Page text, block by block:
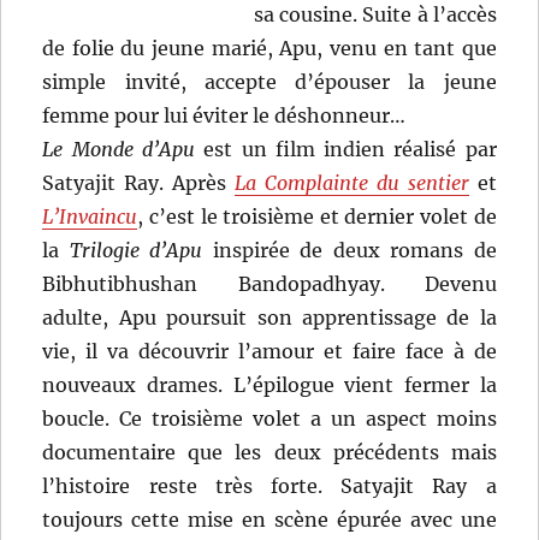
sa cousine. Suite à l’accès
de folie du jeune marié, Apu, venu en tant que
simple invité, accepte d’épouser la jeune
femme pour lui éviter le déshonneur…
Le Monde d’Apu est un film indien réalisé par
Satyajit Ray. AprèsLa Complainte du sentieret
L’Invaincu, c’est le troisième et dernier volet de
la Trilogie d’Apu inspirée de deux romans de
Bibhutibhushan Bandopadhyay. Devenu
adulte, Apu poursuit son apprentissage de la
vie, il va découvrir l’amour et faire face à de
nouveaux drames. L’épilogue vient fermer la
boucle. Ce troisième volet a un aspect moins
documentaire que les deux précédents mais
l’histoire reste très forte. Satyajit Ray a
toujours cette mise en scène épurée avec une